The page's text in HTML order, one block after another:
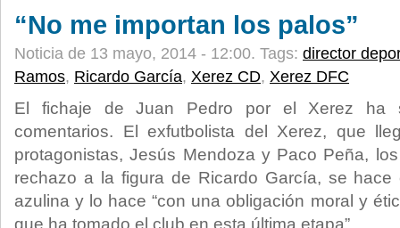
“No me importan los palos”
Noticia de 13 mayo, 2014 - 12:00. Tags: director
Ramos, Ricardo García, Xerez CD, Xerez DFC
El fichaje de Juan Pedro por el Xerez ha
comentarios. El exfutbolista del Xerez, que
protagonistas, Jesús Mendoza y Paco Peña,
rechazo a la figura de Ricardo García, se
azulina y lo hace “con una obligación moral y
que ha tomado el club en esta última etapa”.